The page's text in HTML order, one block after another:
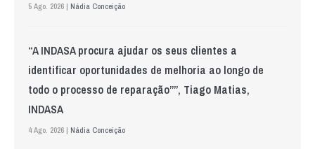
5 Ago. 2026 | Nádia Conceição
“A INDASA procura ajudar os seus clientes a
identificar oportunidades de melhoria ao longo de
todo o processo de reparação””, Tiago Matias,
INDASA
4 Ago. 2026 | Nádia Conceição